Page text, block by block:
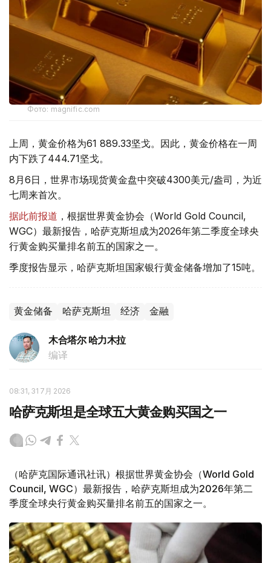
Фото: magnific.com
上周，黄金价格为61 889.33坚戈。因此，黄金价格在一周
内下跌了444.71坚戈。
8月6日，世界市场现货黄金盘中突破4300美元/盎司，为近
七周来首次。
据此前报道 ，根据世界黄金协会（World Gold Council,
WGC）最新报告，哈萨克斯坦成为2026年第二季度全球央
行黄金购买量排名前五的国家之一。
季度报告显示，哈萨克斯坦国家银行黄金储备增加了15吨。
黄金储备 哈萨克斯坦 经济 金融
木合塔尔 哈力木拉
编译
08:31, 31 7月 2026
哈萨克斯坦是全球五大黄金购买国之一
（哈萨克国际通讯社讯）根据世界黄金协会（World Gold
Council, WGC）最新报告，哈萨克斯坦成为2026年第二
季度全球央行黄金购买量排名前五的国家之一。